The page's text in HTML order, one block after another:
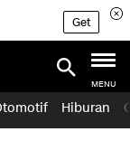
Get
MENU
Hiburan